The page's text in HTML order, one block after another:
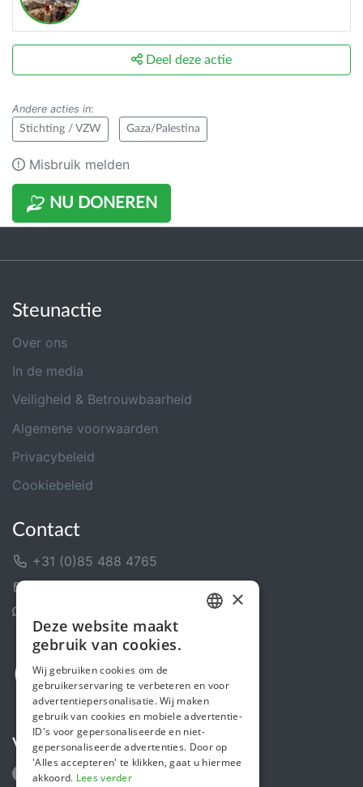
NU DONEREN
Deel deze actie
Andere acties in:
Stichting / VZW Gaza/Palestina
Misbruik melden
Steunactie
Over ons
In de media
Veiligheid & Betrouwbaarheid
Algemene voorwaarden
Privacybeleid
Cookiebeleid
Contact
+31 (0)85 488 4765
Volg ons
ENGLISH
×
Deze website maakt
gebruik van cookies.
Wij gebruiken cookies om de
gebruikerservaring te verbeteren en voor
advertentiepersonalisatie. Wij maken
gebruik van cookies en mobiele advertentie-
ID's voor gepersonaliseerde en niet-
gepersonaliseerde advertenties. Door op
'Alles accepteren' te klikken, gaat u hiermee
akkoord. Lees verder